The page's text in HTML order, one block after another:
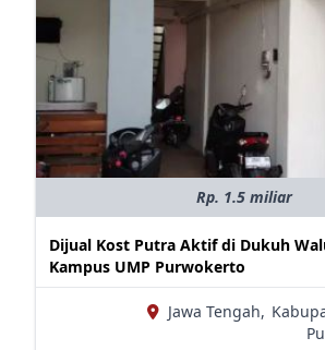
Rp. 1.5 miliar
Dijual Kost Putra Aktif di Dukuh
Kampus UMP Purwokerto
Jawa Tengah,